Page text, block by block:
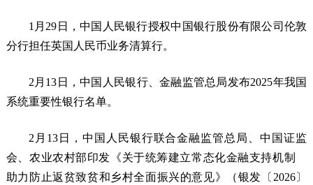
1月29日，中国人民银行授权中国银行股份有限公司伦敦
分行担任英国人民币业务清算行。
2月13日，中国人民银行、金融监管总局发布2025年我国
系统重要性银行名单。
2月13日，中国人民银行联合金融监管总局、中国证监
会、农业农村部印发《关于统筹建立常态化金融支持机制
助力防止返贫致贫和乡村全面振兴的意见》（银发〔2026〕